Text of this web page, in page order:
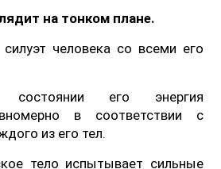
на тонком плане.
человека со всеми его
его энергия
в соответствии с
из его тел.
тело испытывает сильные